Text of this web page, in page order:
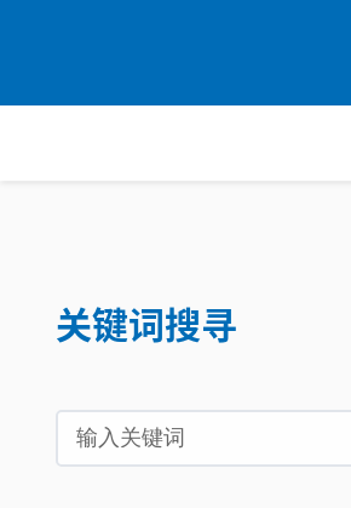
关键词搜寻